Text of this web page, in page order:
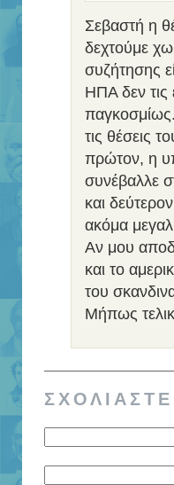
Σεβαστή η
δεχτούμε
συζήτησης
ΗΠΑ δεν τις
τις θέσεις
πρώτον, η
συνέβαλλε
και
ακόμα
Αν μου
και το
του
Μήπως
ΣΧΟΛΙΑΣΤΕ